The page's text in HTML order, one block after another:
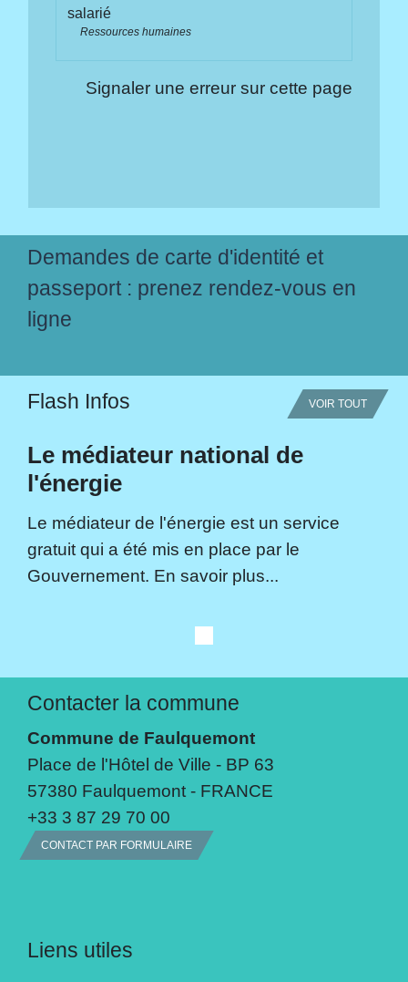
salarié
Ressources humaines
Signaler une erreur sur cette page
Demandes de carte d'identité et
passeport : prenez rendez-vous en
ligne
Flash Infos VOIR TOUT
Le médiateur national de
l'énergie
Le médiateur de l'énergie est un service
gratuit qui a été mis en place par le
Gouvernement. En savoir plus...
Contacter la commune
Commune de Faulquemont
Place de l'Hôtel de Ville - BP 63
57380 Faulquemont - FRANCE
+33 3 87 29 70 00
CONTACT PAR FORMULAIRE
Liens utiles